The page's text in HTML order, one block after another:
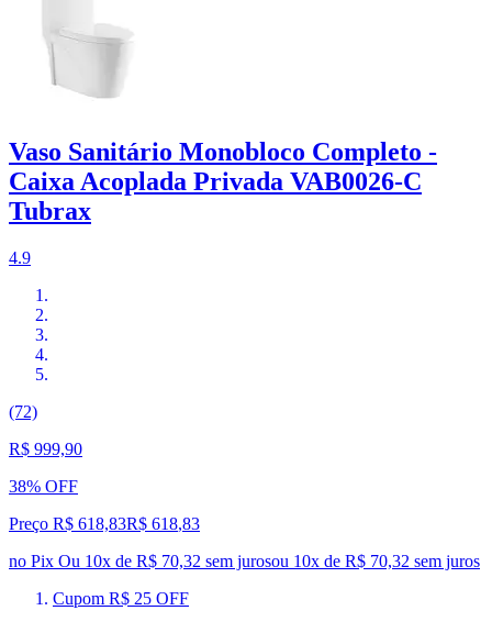
Vaso Sanitário Monobloco Completo -
Caixa Acoplada Privada VAB0026-C
Tubrax
4.9
(72)
R$ 999,90
38% OFF
Preço R$ 618,83R$ 618,83
no Pix Ou 10x de R$ 70,32 sem jurosou 10x de R$ 70,32 sem juros
Cupom R$ 25 OFF